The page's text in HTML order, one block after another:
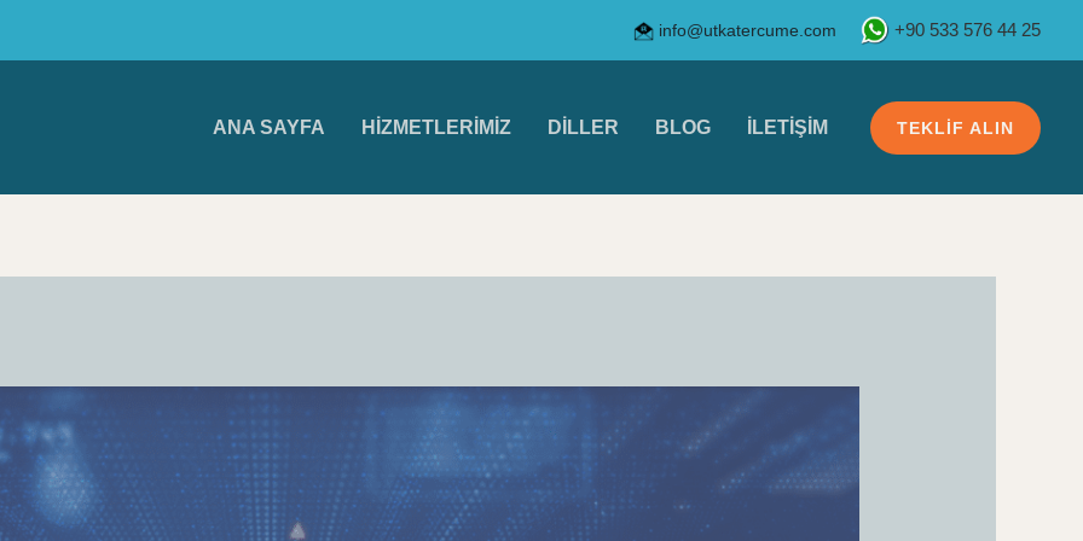
info@utkatercume.com +90 533 576 44 25
ANA SAYFA HIZMETLERIMIZ DILLER BLOG İLETIŞIM TEKLIF ALIN